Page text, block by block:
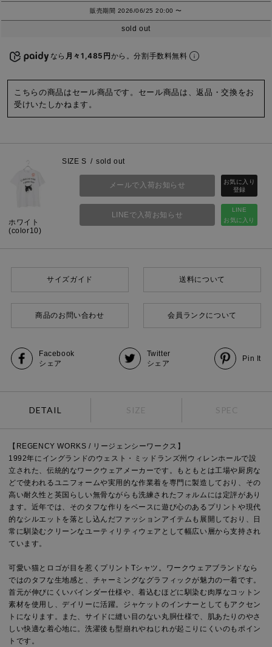
販売期間 2026/06/25 20:00〜
sold out
なら 月々1,485円から。分割手数料無料
こちらの商品はセール商品です。セール商品は、返品・交換をお
受けいたしかねます。
ホワイト
(color10)
SIZE S sold out
LINE
お気に入り
メールで入荷お知らせ
LINEで入荷お知らせ
サイズガイド 送料について
商品のお問い合わせ 会員ランクについて
Facebook
シェア
Twitter
シェア
Pin It
DETAIL SIZE SPEC
【REGENCY WORKS / リージェンシーワークス】
1992年にイングランドのウェスト・ミッドランズ州ウィレンホールで設
立された、伝統的なワークウェアメーカーです。もともとは工場や厨房な
どで使われるユニフォームや実用的な作業着を専門に製造しており、その
高い耐久性と英国らしい無骨ながらも洗練されたフォルムには定評があり
ます。近年では、そのタフな作りをベースに遊び心のあるプリントや現代
的なシルエットを落とし込んだファッションアイテムも展開しており、日
常に馴染むクリーンなユーティリティウェアとして幅広い層から支持され
ています。
可愛い猫とロゴが目を惹くプリントTシャツ。ワークウェアブランドなら
ではのタフな生地感と、チャーミングなグラフィックが魅力の一着です。
首元が伸びにくいバインダー仕様や、着込むほどに馴染む肉厚なコットン
素材を使用し、デイリーに活躍。ジャケットのインナーとしてもアクセン
トになります。また、サイドに縫い目のない丸胴仕様で、肌あたりのやさ
しい快適な着心地に。洗濯後も型崩れやねじれが起こりにくいのもポイン
トです。